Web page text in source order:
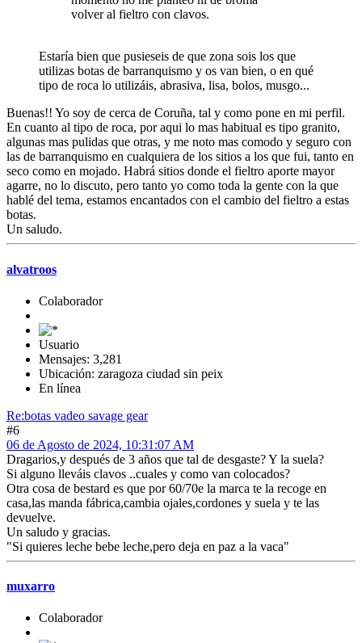
volver al fieltro con clavos.
Estaría bien que pusieseis de que zona sois los que
utilizas botas de barranquismo y os van bien, o en qué
tipo de roca lo utilizáis, abrasiva, lisa, bolos, musgo...
Buenas!! Yo soy de cerca de Coruña, tal y como pone en mi perfil.
En cuanto al tipo de roca, por aqui lo mas habitual es tipo granito,
algunas mas pulidas que otras, y me noto mas comodo y seguro con
las de barranquismo en cualquiera de los sitios a los que fui, tanto en
seco como en mojado. Habrá sitios donde el fieltro aporte mayor
agarre, no lo discuto, pero tanto yo como toda la gente con la que
hablé del tema, estamos encantados con el cambio del fieltro a estas
botas.
Un saludo.
alvatroos
Colaborador
Usuario
Mensajes: 3,281
Ubicación: zaragoza ciudad sin peix
En línea
Re:botas vadeo savage gear
#6
06 de Agosto de 2024, 10:31:07 AM
Dragarios,y después de 3 años que tal de desgaste? Y la suela?
Si alguno lleváis clavos ..cuales y como van colocados?
Otra cosa de bestard es que por 60/70e la marca te la recoge en
casa,las manda fábrica,cambia ojales,cordones y suela y te las
devuelve.
Un saludo y gracias.
"Si quieres leche bebe leche,pero deja en paz a la vaca"
muxarro
Colaborador